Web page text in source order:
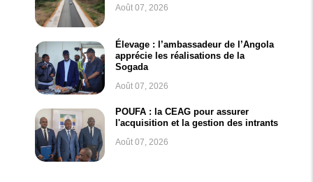
Août 07, 2026
Élevage : l’ambassadeur de l’Angola
apprécie les réalisations de la
Sogada
Août 07, 2026
POUFA : la CEAG pour assurer
l'acquisition et la gestion des intrants
Août 07, 2026